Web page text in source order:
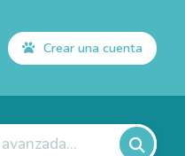
Crear una cuenta